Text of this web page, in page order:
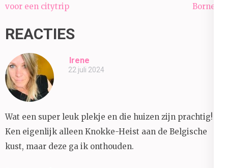
navigatie
voor een citytrip
Bornem
REACTIES
Irene
22 juli 2024
Wat een super leuk plekje en die huizen zijn prachtig!
Ken eigenlijk alleen Knokke-Heist aan de Belgische
kust, maar deze ga ik onthouden.